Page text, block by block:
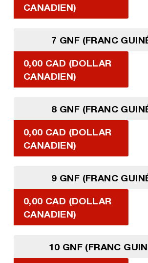
CANADIEN)
7 GNF (FRANC
0,00 CAD (DOLLAR
CANADIEN)
8 GNF (FRANC
0,00 CAD (DOLLAR
CANADIEN)
9 GNF (FRANC
0,00 CAD (DOLLAR
CANADIEN)
10 GNF (FRANC